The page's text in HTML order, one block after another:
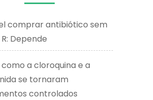
comprar antibiótico sem
Depende
a cloroquina e a
se tornaram
controlados